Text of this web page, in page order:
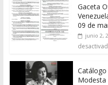
Gaceta
09 de
junio 2,
Modesta